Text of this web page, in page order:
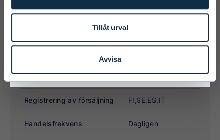
Tillåt urval
Avvisa
I ACCEPT & ENTER